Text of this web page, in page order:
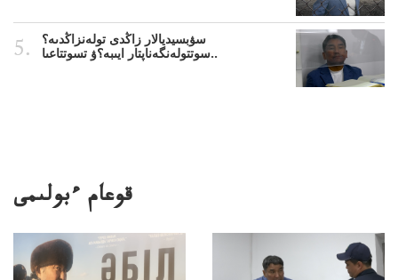
سۋبسيديالار زاڭدى تولەنزاڭدىە؟
سوتتولەنگەناپتار ايىبە؟ۋ تسوتتاعىا..
قوعام ءبولىمى